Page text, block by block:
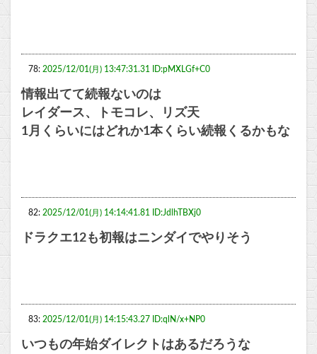
78: 2025/12/01(月) 13:47:31.31 ID:pMXLGf+C0
情報出てて続報ないのは
レイダース、トモコレ、リズ天
1月くらいにはどれか1本くらい続報くるかもな
82: 2025/12/01(月) 14:14:41.81 ID:JdlhTBXj0
ドラクエ12も初報はニンダイでやりそう
83: 2025/12/01(月) 14:15:43.27 ID:qlN/x+NP0
いつもの年始ダイレクトはあるだろうな